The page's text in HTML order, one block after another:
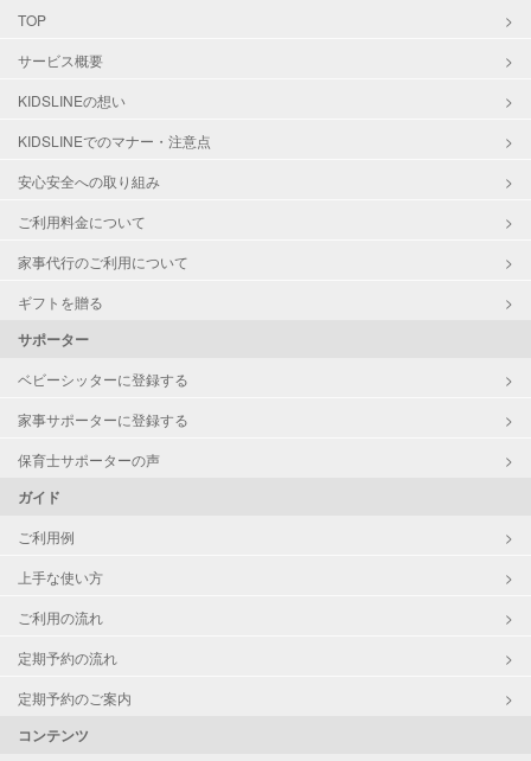
TOP
サービス概要
KIDSLINEの想い
KIDSLINEでのマナー・注意点
安心安全への取り組み
ご利用料金について
家事代行のご利用について
ギフトを贈る
サポーター
ベビーシッターに登録する
家事サポーターに登録する
保育士サポーターの声
ガイド
ご利用例
上手な使い方
ご利用の流れ
定期予約の流れ
定期予約のご案内
コンテンツ